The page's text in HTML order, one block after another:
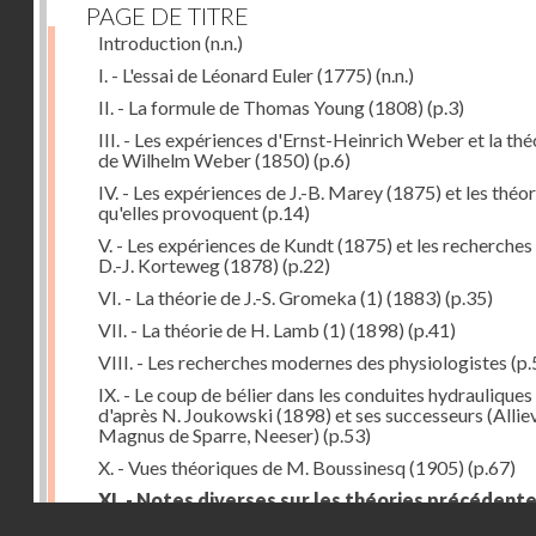
PAGE DE TITRE
Introduction(n.n.)
I. - L'essai de Léonard Euler (1775) (n.n.)
II. - La formule de Thomas Young (1808) (p.3)
III. - Les expériences d'Ernst-Heinrich Weber et la
de Wilhelm Weber (1850) (p.6)
IV. - Les expériences de J.-B. Marey (1875) et les
qu'elles provoquent(p.14)
V. - Les expériences de Kundt (1875) et les recherches
D.-J. Korteweg (1878) (p.22)
VI. - La théorie de J.-S. Gromeka (1) (1883) (p.35)
VII. - La théorie de H. Lamb (1) (1898) (p.41)
VIII. - Les recherches modernes des physiologistes
IX. - Le coup de bélier dans les conduites hydrauliques
d'après N. Joukowski (1898) et ses successeurs
Magnus de Sparre, Neeser) (p.53)
X. - Vues théoriques de M. Boussinesq (1905) (p.67)
XI. - Notes diverses sur les théories